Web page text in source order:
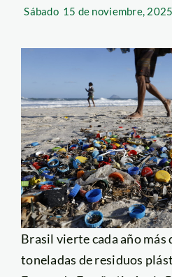
Sábado 15 de noviembre, 2025
Brasil vierte cada año más
toneladas de residuos